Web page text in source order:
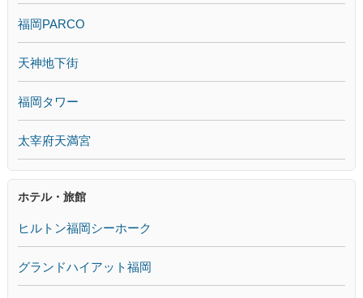
福岡PARCO
天神地下街
福岡タワー
太宰府天満宮
ホテル・旅館
ヒルトン福岡シーホーク
グランドハイアット福岡